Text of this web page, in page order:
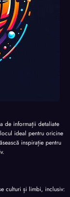
de informații detaliate
ideal pentru oricine
inspirație pentru
culturi și limbi, inclusiv: